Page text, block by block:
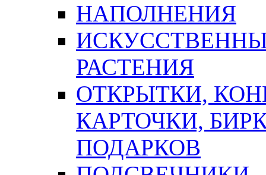
НАПОЛНЕНИЯ
РАСТЕНИЯ
ОТКРЫТКИ,
КАРТОЧКИ,
ПОДАРКОВ